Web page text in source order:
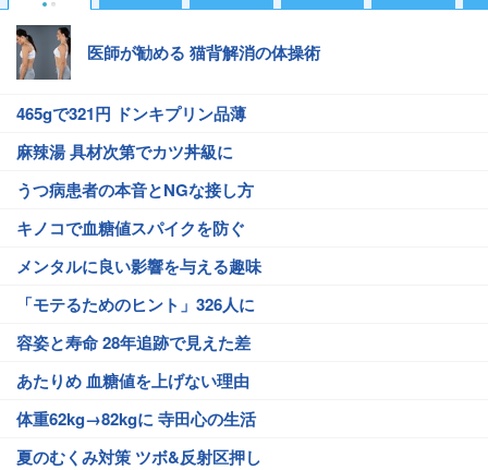
医師が勧める 猫背解消の体操術
465gで321円 ドンキプリン品薄
麻辣湯 具材次第でカツ丼級に
うつ病患者の本音とNGな接し方
キノコで血糖値スパイクを防ぐ
メンタルに良い影響を与える趣味
「モテるためのヒント」326人に
容姿と寿命 28年追跡で見えた差
あたりめ 血糖値を上げない理由
体重62kg→82kgに 寺田心の生活
夏のむくみ対策 ツボ&反射区押し